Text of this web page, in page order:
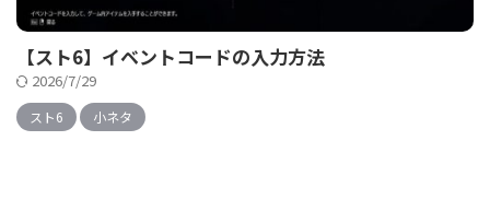
【スト6】イベントコードの入力方法
2026/7/29
スト6 小ネタ